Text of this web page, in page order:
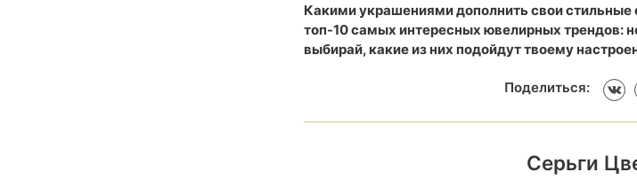
Какими украшениями дополнить свои
топ-10 самых интересных ювелирных трендов:
выбирай, какие из них подойдут твоему
Поделиться:
Серьги